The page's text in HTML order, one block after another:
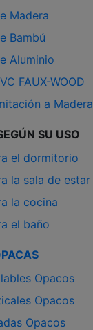
Madera
Bambú
Aluminio
FAUX-WOOD
a Madera
SU USO
el dormitorio
la sala de estar
la cocina
el baño
Opacos
Opacos
Opacos